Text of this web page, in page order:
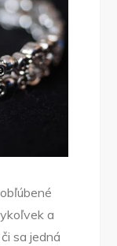
a
sa jedná